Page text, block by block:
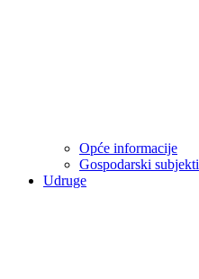
Opće informacije
Gospodarski subjekti
Udruge